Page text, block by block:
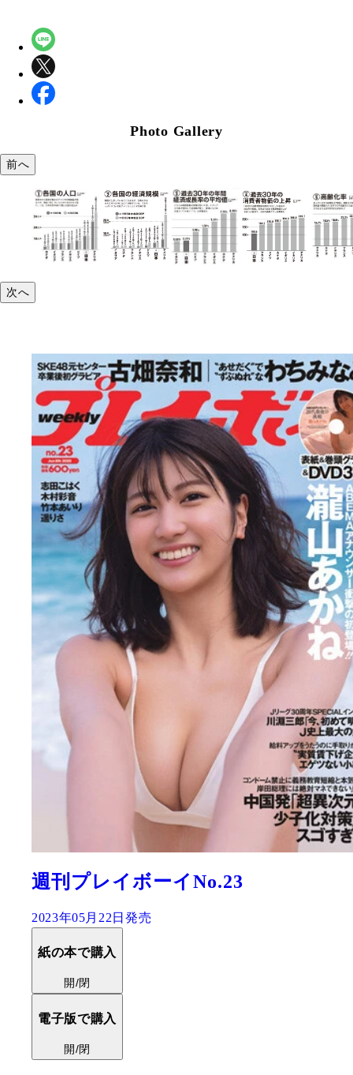
Photo Gallery
前へ
次へ
週刊プレイボーイNo.23
2023年05月22日発売
紙の本で購入
開/閉
電子版で購入
開/閉